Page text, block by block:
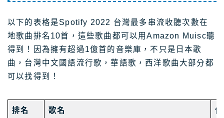
以下的表格是Spotify 2022 台灣最多串流收聽次數在
地歌曲排名10首，這些歌曲都可以用Amazon Muisc聽
得到！因為擁有超過1億首的音樂庫，不只是日本歌
曲，台灣中文國語流行歌，華語歌，西洋歌曲大部分都
可以找得到！
排名 歌名